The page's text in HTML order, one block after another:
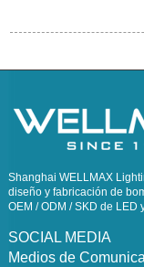
Shanghai WELLMAX
diseño y fabricación de
OEM / ODM / SKD de
SOCIAL MEDIA
Medios de